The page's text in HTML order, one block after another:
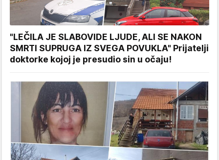
"LEČILA JE SLABOVIDE LJUDE, ALI SE NAKON
SMRTI SUPRUGA IZ SVEGA POVUKLA" Prijatelji
doktorke kojoj je presudio sin u očaju!